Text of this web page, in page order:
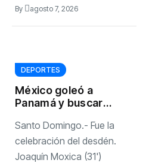
By agosto 7, 2026
DEPORTES
México goleó a
Panamá y buscará
Juegos
Centroamericanos
y del Caribe
Santo Domingo.- Fue la
celebración del desdén.
Joaquín Moxica (31')